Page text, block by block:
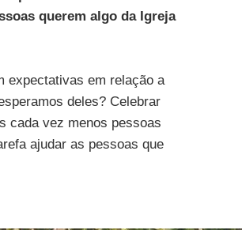
querem algo da Igreja
expectativas em relação a
deles? Celebrar
cada vez menos pessoas
ajudar as pessoas que